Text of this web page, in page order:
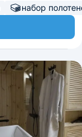
набор